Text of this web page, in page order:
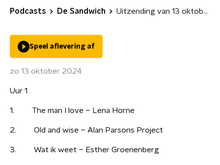
Podcasts De Sandwich Uitzending van 13 oktober 2024
Speel aflevering af
zo 13 oktober 2024
Uur 1
1. The man I love – Lena Horne
2. Old and wise – Alan Parsons Project
3. Wat ik weet – Esther Groenenberg